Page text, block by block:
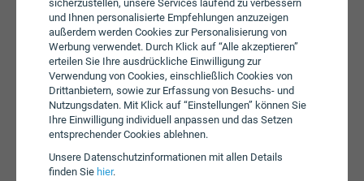
sicherzustellen, unsere Services laufend zu verbessern
und Ihnen personalisierte Empfehlungen anzuzeigen
außerdem werden Cookies zur Personalisierung von
Werbung verwendet. Durch Klick auf “Alle akzeptieren”
erteilen Sie Ihre ausdrückliche Einwilligung zur
Verwendung von Cookies, einschließlich Cookies von
Drittanbietern, sowie zur Erfassung von Besuchs- und
Nutzungsdaten. Mit Klick auf “Einstellungen” können Sie
Ihre Einwilligung individuell anpassen und das Setzen
entsprechender Cookies ablehnen.
Unsere Daten­schutz­informationen mit allen Details
finden Sie hier.
Datenstick
Im Tarif Giga bob Unlimited 50 ist kein Datenstick
enthalten. Die SIM-Karte kann in jedem gängigen
Datenstick betrieben werden, um Computer oder Laptop